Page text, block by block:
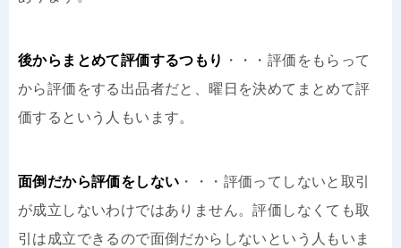
後からまとめて評価するつもり
・・・評価をもらって
から評価をする出品者だと、曜日を決めてまとめて評
価するという人もいます。
面倒だから評価をしない ・・・評価ってしないと取引
が成立しないわけではありません。評価しなくても取
引は成立できるので面倒だからしないという人もいま